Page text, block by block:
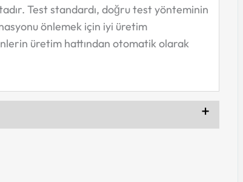
Test standardı, doğru test yönteminin
önlemek için iyi üretim
üretim hattından otomatik olarak